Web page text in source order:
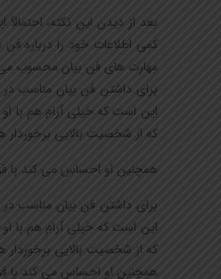
بعد از دیدن این نکته،
کمی اطلاعات خود را درباره
مهارت های فن بیان محسوب
برای داشتن فن بیان مناسب
این است که خیلی آرام هم با
که از شخصیت بالایی
همچنین او احساس می کند با
برای داشتن فن بیان مناسب
این است که خیلی آرام هم با
که از شخصیت بالایی
همچنین او احساس می کند با